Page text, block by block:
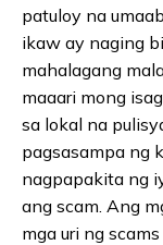
patuloy na
ikaw ay naging
mahalagang
maaari mong
sa lokal na
pagsasampa ng
nagpapakita ng
ang scam. Ang
mga uri ng